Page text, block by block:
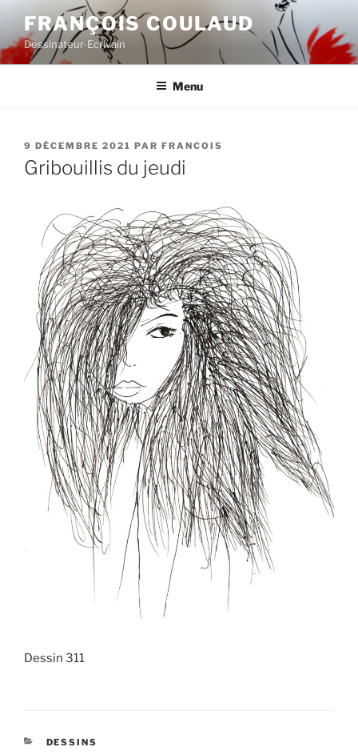
contenu
principal
FRANÇOIS COULAUD
Dessinateur-Ecrivain
Menu
PUBLIÉ
LE
9 DÉCEMBRE 2021 PAR FRANCOIS
Gribouillis du jeudi
Dessin 311
CATÉGORIES
DESSINS